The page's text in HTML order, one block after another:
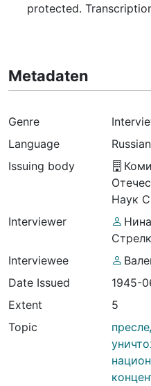
protected.
Metadaten
Genre
Language
Russian
Issuing body
Наук
Interviewer
Interviewee
Date Issued
1945-
Extent
5
Topic